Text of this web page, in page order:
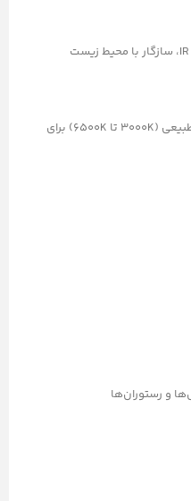
عرضه در رنگ نور آفتابی، مهتابی و طبیعی (3000K تا 6500K) برای
و رستوران‌ها